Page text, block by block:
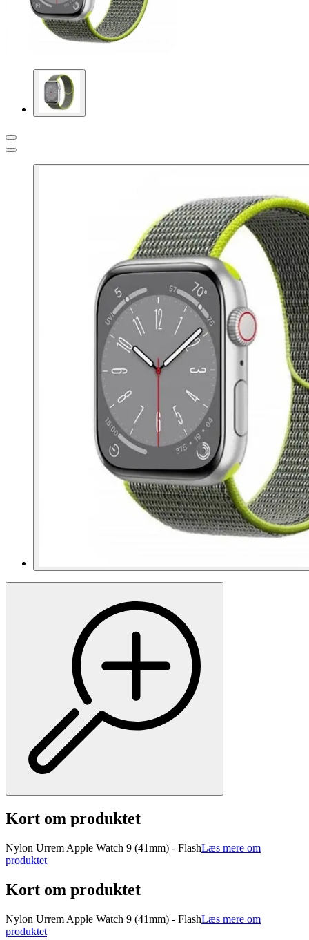
Kort om produktet
Nylon Urrem Apple Watch 9 (41mm) - FlashLæs mere om
produktet
Kort om produktet
Nylon Urrem Apple Watch 9 (41mm) - FlashLæs mere om
produktet